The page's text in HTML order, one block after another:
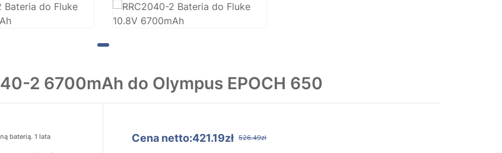
2 6700mAh do Olympus EPOCH 650
baterią. 1 lata
Cena netto:421.19zł 526.49zł